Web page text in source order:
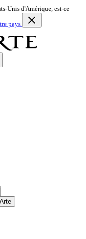
Unis d'Amérique, est-ce
pays